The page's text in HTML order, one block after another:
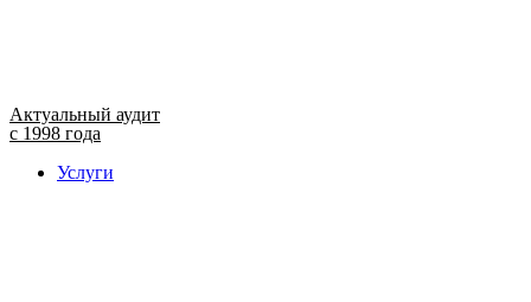
Актуальный аудит
с 1998 года
Услуги